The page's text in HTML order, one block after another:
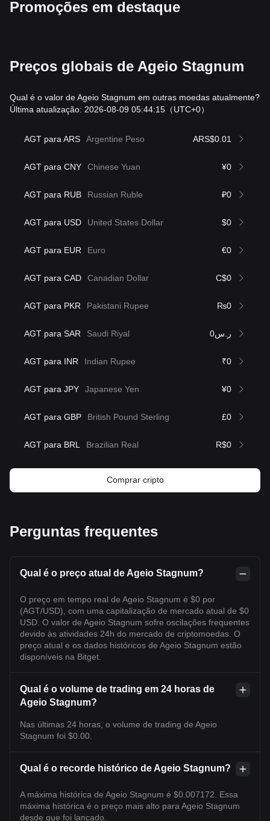
Promoções em destaque
Preços globais de Ageio Stagnum
Qual é o valor de Ageio Stagnum em outras moedas atualmente?
Última atualização: 2026-08-09 05:44:15 （UTC+0）
AGT para ARS Argentine Peso ARS$0.01
AGT para CNY Chinese Yuan ¥0
AGT para RUB Russian Ruble ₽0
AGT para USD United States Dollar $0
AGT para EUR Euro €0
AGT para CAD Canadian Dollar C$0
AGT para PKR Pakistani Rupee ₨0
AGT para SAR Saudi Riyal ر.س0
AGT para INR Indian Rupee ₹0
AGT para JPY Japanese Yen ¥0
AGT para GBP British Pound Sterling £0
AGT para BRL Brazilian Real R$0
Comprar cripto
Perguntas frequentes
Qual é o preço atual de Ageio Stagnum?
O preço em tempo real de Ageio Stagnum é $0 por
(AGT/USD), com uma capitalização de mercado atual de $0
USD. O valor de Ageio Stagnum sofre oscilações frequentes
devido às atividades 24h do mercado de criptomoedas. O
preço atual e os dados históricos de Ageio Stagnum estão
disponíveis na Bitget.
Qual é o volume de trading em 24 horas de
Ageio Stagnum?
Nas últimas 24 horas, o volume de trading de Ageio
Stagnum foi $0.00.
Qual é o recorde histórico de Ageio Stagnum?
A máxima histórica de Ageio Stagnum é $0.007172. Essa
máxima histórica é o preço mais alto para Ageio Stagnum
desde que foi lançado.